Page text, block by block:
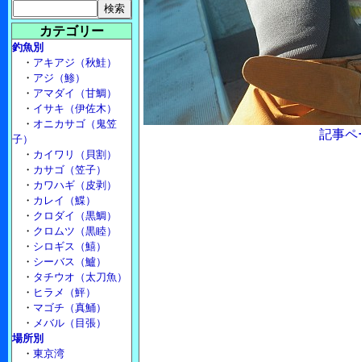
記事ペ
カテゴリー
釣魚別
・ アキアジ（秋鮭）
・ アジ（鯵）
・ アマダイ（甘鯛）
・ イサキ（伊佐木）
・ オニカサゴ（鬼笠
子）
・ カイワリ（貝割）
・ カサゴ（笠子）
・ カワハギ（皮剥）
・ カレイ（鰈）
・ クロダイ（黒鯛）
・ クロムツ（黒睦）
・ シロギス（鱚）
・ シーバス（鱸）
・ タチウオ（太刀魚）
・ ヒラメ（鮃）
・ マゴチ（真鯒）
・ メバル（目張）
場所別
・ 東京湾